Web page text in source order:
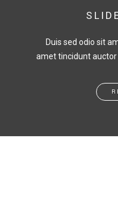
Duis sed odio sit